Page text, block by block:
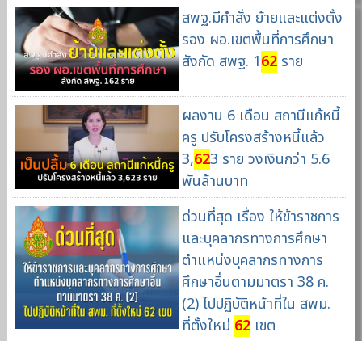
สพฐ.มีคำสั่ง ย้ายและแต่งตั้ง
รอง ผอ.เขตพื้นที่การศึกษา
สังกัด สพฐ. 162ราย
ผลงาน 6 เดือน สถานีแก้หนี้
ครู ปรับโครงสร้างหนี้แล้ว
3,623 ราย วงเงินกว่า 5.6
พันล้านบาท
ด่วนที่สุด เรื่อง ให้ข้าราชการ
และบุคลากรทางการศึกษา
ตำแหน่งบุคลากรทางการ
ศึกษาอื่นตามมาตรา 38 ค.
(2) ไปปฏิบัติหน้าที่ใน สพม.
ที่ตั้งใหม่ 62เขต